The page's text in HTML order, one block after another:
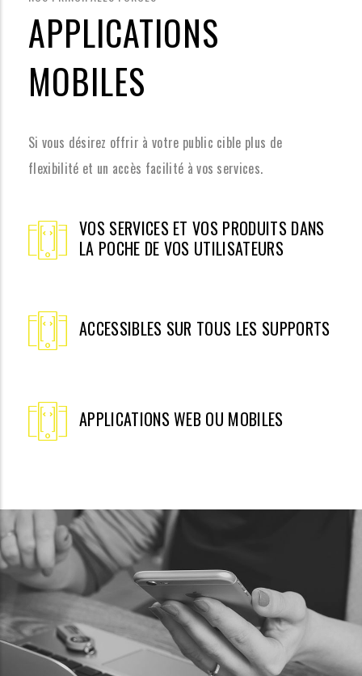
APPLICATIONS
MOBILES
Si vous désirez offrir à votre public cible plus de
flexibilité et un accès facilité à vos services.
VOS SERVICES ET VOS PRODUITS DANS
LA POCHE DE VOS UTILISATEURS
ACCESSIBLES SUR TOUS LES SUPPORTS
APPLICATIONS WEB OU MOBILES